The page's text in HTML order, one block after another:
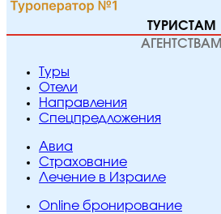
ТУРИСТАМ
АГЕНТСТВАМ
Туры
Отели
Направления
Спецпредложения
Авиа
Страхование
Лечение в Израиле
Online бронирование